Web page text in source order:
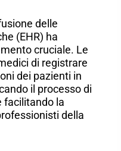
delle
(EHR) ha
cruciale. Le
di registrare
dei pazienti in
il processo di
facilitando la
della